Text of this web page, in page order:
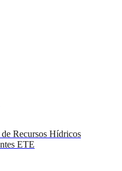
Recursos Hídricos
ETE